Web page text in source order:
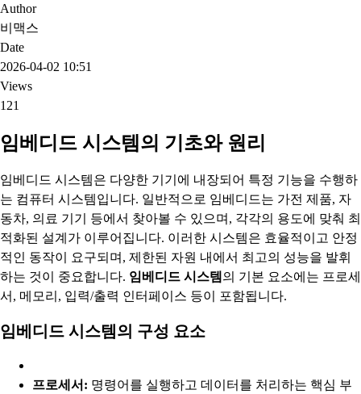
Author
비맥스
Date
2026-04-02 10:51
Views
121
임베디드 시스템의 기초와 원리
임베디드 시스템은 다양한 기기에 내장되어 특정 기능을 수행하
는 컴퓨터 시스템입니다. 일반적으로 임베디드는 가전 제품, 자
동차, 의료 기기 등에서 찾아볼 수 있으며, 각각의 용도에 맞춰 최
적화된 설계가 이루어집니다. 이러한 시스템은 효율적이고 안정
적인 동작이 요구되며, 제한된 자원 내에서 최고의 성능을 발휘
하는 것이 중요합니다. 임베디드 시스템 의 기본 요소에는 프로세
서, 메모리, 입력/출력 인터페이스 등이 포함됩니다.
임베디드 시스템의 구성 요소
프로세서: 명령어를 실행하고 데이터를 처리하는 핵심 부